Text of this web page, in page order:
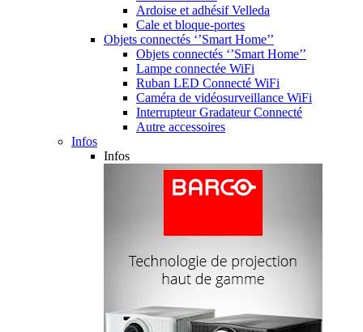
Ardoise et adhésif Velleda
Cale et bloque-portes
Objets connectés ‘’Smart Home’’
Objets connectés ‘’Smart Home’’
Lampe connectée WiFi
Ruban LED Connecté WiFi
Caméra de vidéosurveillance WiFi
Interrupteur Gradateur Connecté
Autre accessoires
Infos
Infos